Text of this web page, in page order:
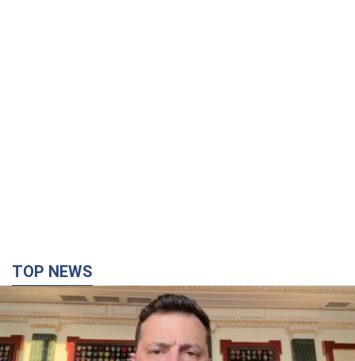
Видео
Европейские партнеры присоединяются к совместному
проекту
годину тому 13,5 т.